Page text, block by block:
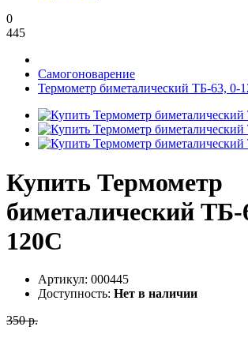
0
445
Самогоноварение
Термометр биметалический ТБ-63, 0-
Купить Термометр
биметалический ТБ-
120С
Артикул: 000445
Доступность: Нет в наличии
350 р.